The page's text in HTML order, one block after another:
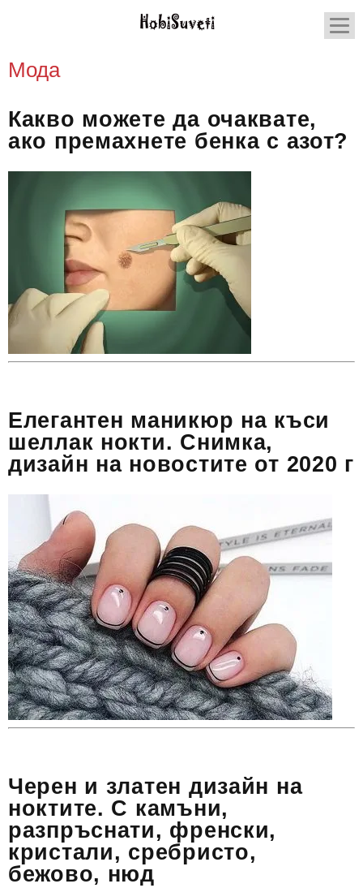
Мода
Какво можете да очаквате,
ако премахнете бенка с азот?
Елегантен маникюр на къси
шеллак нокти. Снимка,
дизайн на новостите от 2020 г
Черен и златен дизайн на
ноктите. С камъни,
разпръснати, френски,
кристали, сребристо,
бежово, нюд